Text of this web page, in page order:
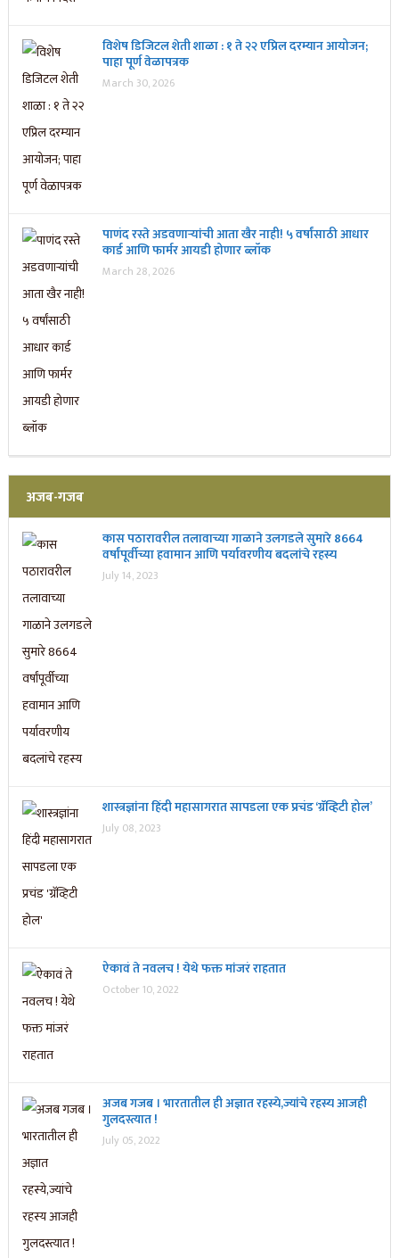
विशेष डिजिटल शेती शाळा : १ ते २२ एप्रिल दरम्यान आयोजन;
पाहा पूर्ण वेळापत्रक
March 30, 2026
पाणंद रस्ते अडवणाऱ्यांची आता खैर नाही! ५ वर्षांसाठी आधार
कार्ड आणि फार्मर आयडी होणार ब्लॉक
March 28, 2026
अजब-गजब
कास पठारावरील तलावाच्या गाळाने उलगडले सुमारे 8664
वर्षांपूर्वीच्या हवामान आणि पर्यावरणीय बदलांचे रहस्य
July 14, 2023
शास्त्रज्ञांना हिंदी महासागरात सापडला एक प्रचंड ‘ग्रॅव्हिटी होल’
July 08, 2023
ऐकावं ते नवलच ! येथे फक्त मांजरं राहतात
October 10, 2022
अजब गजब । भारतातील ही अज्ञात रहस्ये,ज्यांचे रहस्य आजही
गुलदस्त्यात !
July 05, 2022